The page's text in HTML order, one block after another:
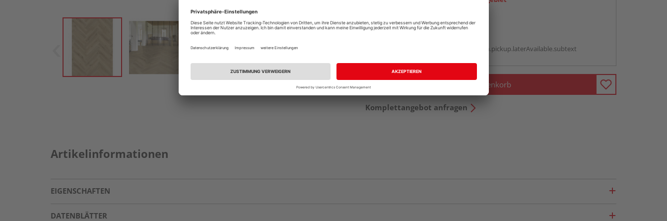
Beim Händler abholen
vue.ads.priceMerchantBox.option.pickup.laterAvailable.subtext
In den Warenkorb
Komplettangebot anfragen
Artikelinformationen
EIGENSCHAFTEN
DATENBLÄTTER